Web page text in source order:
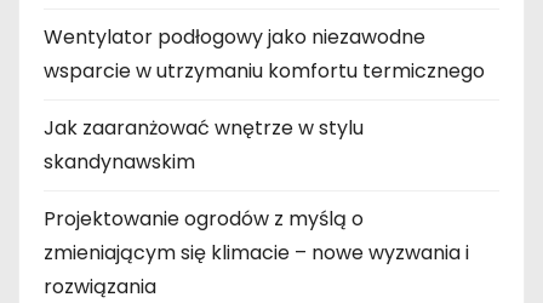
Wentylator podłogowy jako niezawodne
wsparcie w utrzymaniu komfortu termicznego
Jak zaaranżować wnętrze w stylu
skandynawskim
Projektowanie ogrodów z myślą o
zmieniającym się klimacie – nowe wyzwania i
rozwiązania